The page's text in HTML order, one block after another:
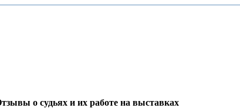
о судьях и их работе на выставках